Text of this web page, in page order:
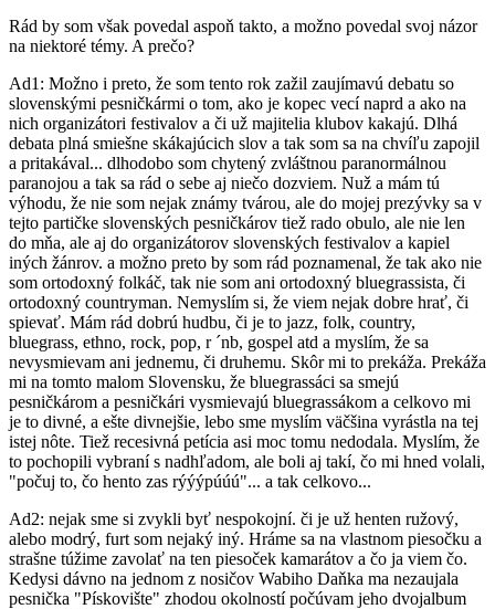
Rád by som však povedal aspoň takto, a možno povedal svoj názor
na niektoré témy. A prečo?
Ad1: Možno i preto, že som tento rok zažil zaujímavú debatu so
slovenskými pesničkármi o tom, ako je kopec vecí naprd a ako na
nich organizátori festivalov a či už majitelia klubov kakajú. Dlhá
debata plná smiešne skákajúcich slov a tak som sa na chvíľu zapojil
a pritakával... dlhodobo som chytený zvláštnou paranormálnou
paranojou a tak sa rád o sebe aj niečo dozviem. Nuž a mám tú
výhodu, že nie som nejak známy tvárou, ale do mojej prezývky sa v
tejto partičke slovenských pesničkárov tiež rado obulo, ale nie len
do mňa, ale aj do organizátorov slovenských festivalov a kapiel
iných žánrov. a možno preto by som rád poznamenal, že tak ako nie
som ortodoxný folkáč, tak nie som ani ortodoxný bluegrassista, či
ortodoxný countryman. Nemyslím si, že viem nejak dobre hrať, či
spievať. Mám rád dobrú hudbu, či je to jazz, folk, country,
bluegrass, ethno, rock, pop, r ´nb, gospel atd a myslím, že sa
nevysmievam ani jednemu, či druhemu. Skôr mi to prekáža. Prekáža
mi na tomto malom Slovensku, že bluegrassáci sa smejú
pesničkárom a pesničkári vysmievajú bluegrassákom a celkovo mi
je to divné, a ešte divnejšie, lebo sme myslím väčšina vyrástla na tej
istej nôte. Tiež recesivná petícia asi moc tomu nedodala. Myslím, že
to pochopili vybraní s nadhľadom, ale boli aj takí, čo mi hned volali,
"počuj to, čo hento zas rýýýpúúú"... a tak celkovo...
Ad2: nejak sme si zvykli byť nespokojní. či je už henten ružový,
alebo modrý, furt som nejaký iný. Hráme sa na vlastnom piesočku a
strašne túžime zavolať na ten piesoček kamarátov a čo ja viem čo.
Kedysi dávno na jednom z nosičov Wabiho Daňka ma nezaujala
pesnička "Pískovište" zhodou okolností počúvam jeho dvojalbum